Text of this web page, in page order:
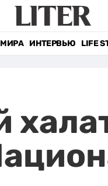
ИНТЕРВЬЮ LIFE